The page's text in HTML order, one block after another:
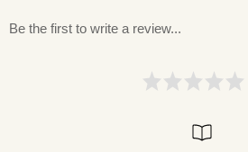
Be the first to write a review...